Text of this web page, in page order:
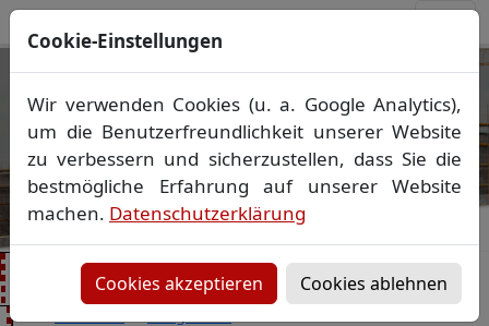
Ihr Vermessungsbüro in
Mecklenburg-Vorpommern
Wir vermessen Ihr Grundstück
Lageplan Absteckung▪Bauvermessung ▪
Gebäudeeinmessung
Grenzfeststellung▪Amtliche Auskünfte und
Vorheriges Bild
Cookie-Einstellungen
Wir verwenden Cookies (u. a. Google Analytics),
um die Benutzerfreundlichkeit unserer Website
zu verbessern und sicherzustellen, dass Sie die
bestmögliche Erfahrung auf unserer Website
machen. Datenschutzerklärung
Cookies akzeptieren Cookies ablehnen